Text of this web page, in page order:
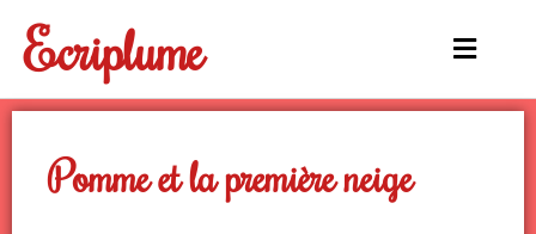
contenu
Ecriplume
Main
Pomme et la première neige